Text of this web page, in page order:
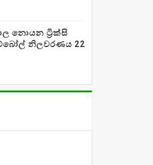
නොයන ට්‍රික්සි
නිලවරණය 22